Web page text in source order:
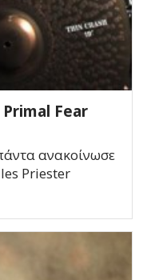
Fear
ανακοίνωσε
Priester